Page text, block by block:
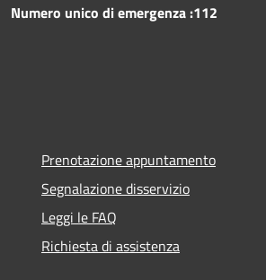
Numero unico di emergenza :112
Prenotazione appuntamento
Segnalazione disservizio
Leggi le FAQ
Richiesta di assistenza